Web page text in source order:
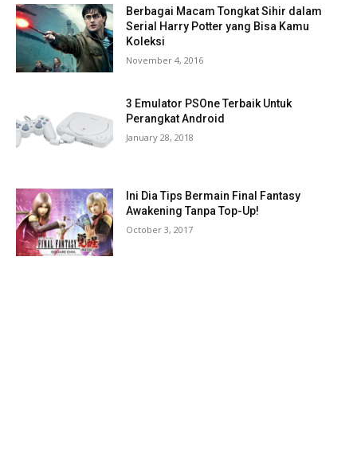
Berbagai Macam Tongkat Sihir dalam
Serial Harry Potter yang Bisa Kamu
Koleksi
November 4, 2016
3 Emulator PSOne Terbaik Untuk
Perangkat Android
January 28, 2018
Ini Dia Tips Bermain Final Fantasy
Awakening Tanpa Top-Up!
October 3, 2017